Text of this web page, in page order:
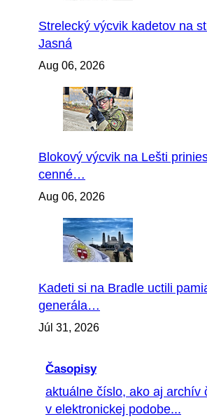
Strelecký výcvik kadetov na
Jasná
Aug 06, 2026
Blokový výcvik na Lešti
cenné…
Aug 06, 2026
Kadeti si na Bradle uctili
generála…
Júl 31, 2026
Časopisy
aktuálne číslo, ako aj archív
v elektronickej podobe...